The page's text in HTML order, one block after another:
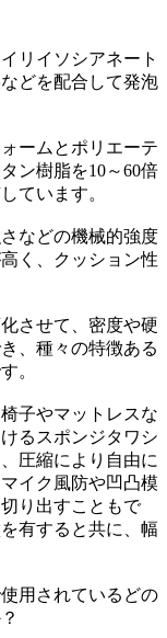
リイソシアネート
どを配合して発泡
ームとポリエーテ
ン樹脂を10～60倍
ています。
などの機械的強度
く、クッション性
させて、密度や硬
、種々の特徴ある
。
子やマットレスな
るスポンジタワシ
圧縮により自由に
イク風防や凹凸模
り出すこともで
有すると共に、幅
用されているどの